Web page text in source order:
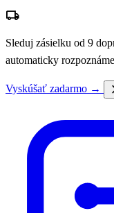
local_shipping
Sleduj zásielku od 9
automaticky
Vyskúšať zadarmo →